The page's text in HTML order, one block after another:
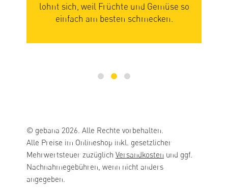
lohnt sich, weil Früchte und Gemüse so
einfach am besten schmecken.
© gebana 2026. Alle Rechte vorbehalten.
Alle Preise im Onlineshop inkl. gesetzlicher
Mehrwertsteuer zuzüglich Versandkosten und ggf.
Nachnahmegebühren, wenn nicht anders
angegeben.